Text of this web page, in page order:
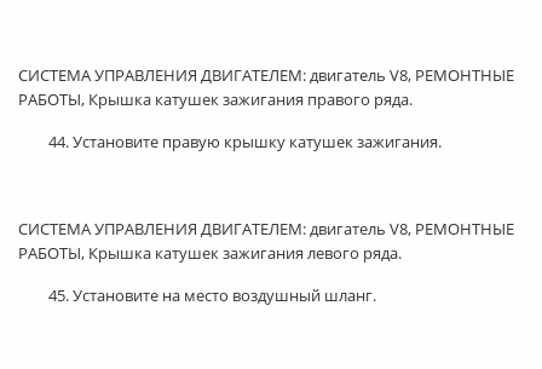
СИСТЕМА УПРАВЛЕНИЯ ДВИГАТЕЛЕМ: двигатель V8, РЕМОНТНЫЕ
РАБОТЫ, Крышка катушек зажигания правого ряда.
44. Установите правую крышку катушек зажигания.
СИСТЕМА УПРАВЛЕНИЯ ДВИГАТЕЛЕМ: двигатель V8, РЕМОНТНЫЕ
РАБОТЫ, Крышка катушек зажигания левого ряда.
45. Установите на место воздушный шланг.